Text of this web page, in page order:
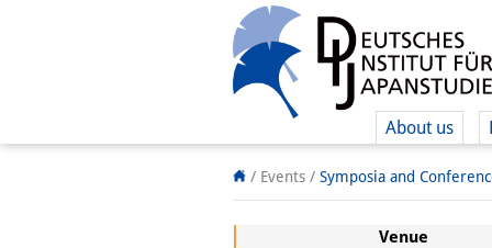
About us
/ Events / Symposia and
Venue